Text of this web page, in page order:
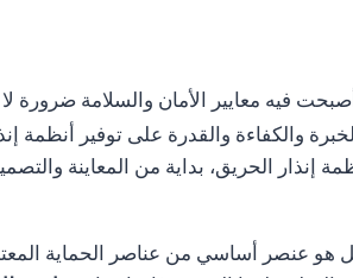
في عالم أصبحت فيه معايير الأمان والسلامة
والكفاءة والقدرة على توفير أنظمة
الحريق، بداية من المعاينة
هو عنصر أساسي من عناصر الحماية